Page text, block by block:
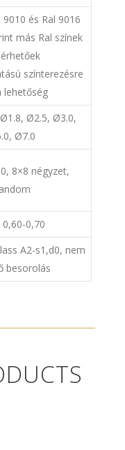
9010 és Ral 9016
más Ral színek
színterezésre
lehetőség
Ø2.5, Ø3.0,
Ø7.0
8×8 négyzet,
0,60-0,70
A2-s1,d0, nem
besorolás